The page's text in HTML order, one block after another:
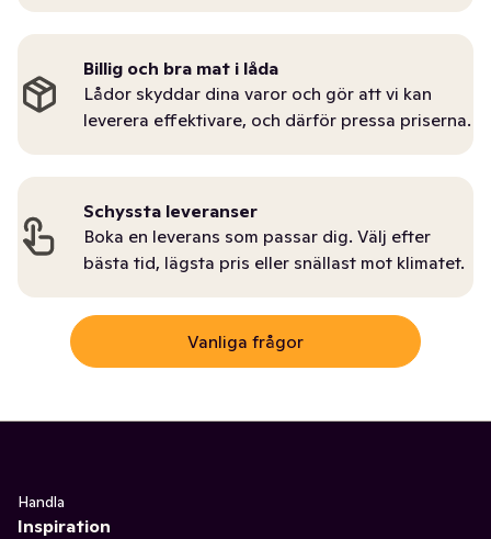
Billig och bra mat i låda
Lådor skyddar dina varor och gör att vi kan
leverera effektivare, och därför pressa priserna.
Schyssta leveranser
Boka en leverans som passar dig. Välj efter
bästa tid, lägsta pris eller snällast mot klimatet.
Vanliga frågor
Handla
Inspiration